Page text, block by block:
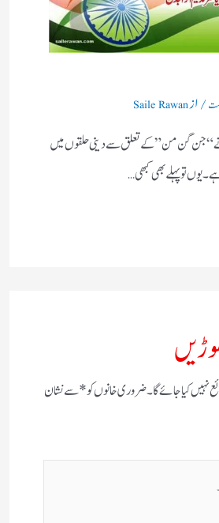
/ ازSaile Rawan
“جن گن من” کے تعلق سے دینی حلقوں میں
یوں تو پہلے بھی کبھی…
کیا جائے گا۔ضروری خانوں کو*سے نشان